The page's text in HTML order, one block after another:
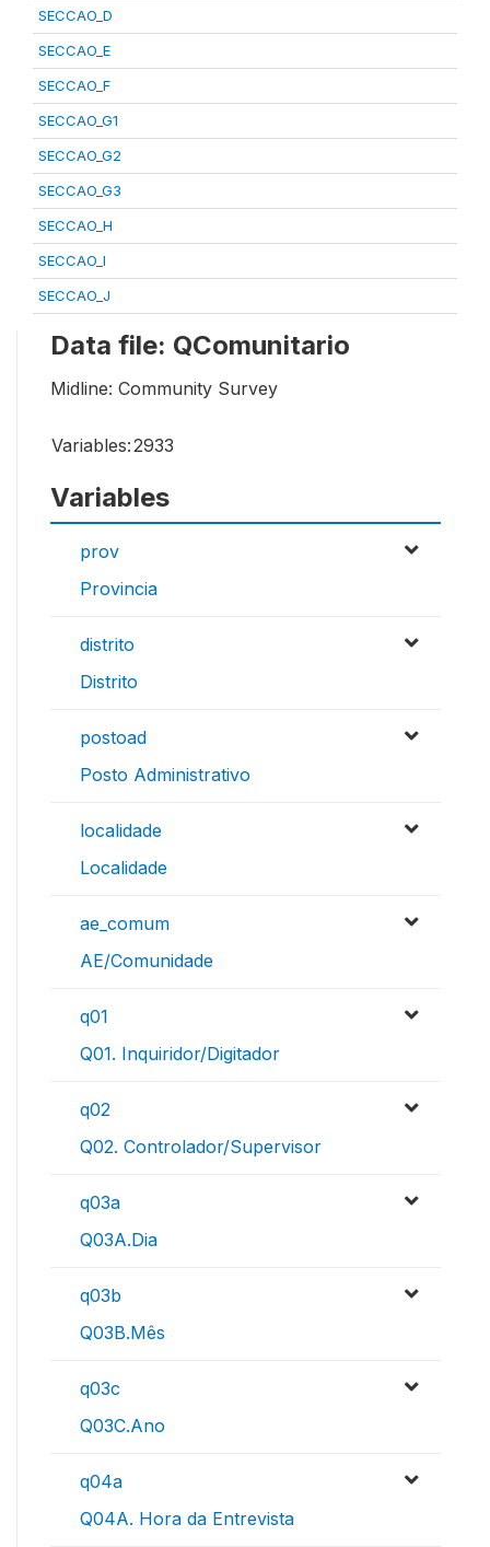
SECCAO_D
SECCAO_E
SECCAO_F
SECCAO_G1
SECCAO_G2
SECCAO_G3
SECCAO_H
SECCAO_I
SECCAO_J
Data file: QComunitario
Midline: Community Survey
Variables:2933
Variables
prov
Provincia
distrito
Distrito
postoad
Posto Administrativo
localidade
Localidade
ae_comum
AE/Comunidade
q01
Q01. Inquiridor/Digitador
q02
Q02. Controlador/Supervisor
q03a
Q03A.Dia
q03b
Q03B.Mês
q03c
Q03C.Ano
q04a
Q04A. Hora da Entrevista